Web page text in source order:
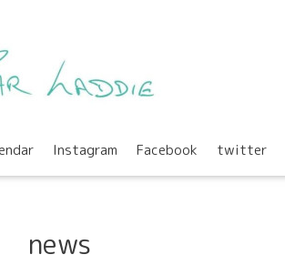
Instagram Facebook twitter
news